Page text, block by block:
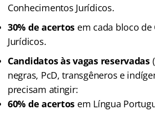
Conhecimentos Jurídicos.
30% de acertos em cada bloco
Jurídicos.
Candidatos às vagas reservadas
negras, PcD, transgêneros e
precisam atingir:
60% de acertos em Língua